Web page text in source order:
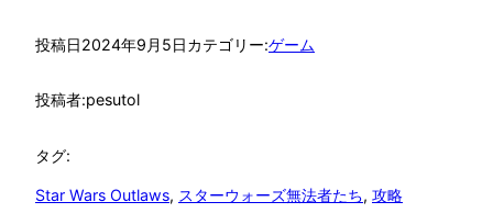
投稿日2024年9月5日カテゴリー:ゲーム
投稿者:pesutol
タグ:
Star Wars Outlaws, スターウォーズ無法者たち, 攻略